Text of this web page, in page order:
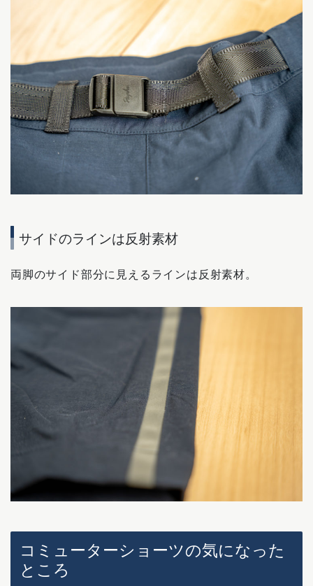
サイドのラインは反射素材
両脚のサイド部分に見えるラインは反射素材。
コミューターショーツの気になった
ところ